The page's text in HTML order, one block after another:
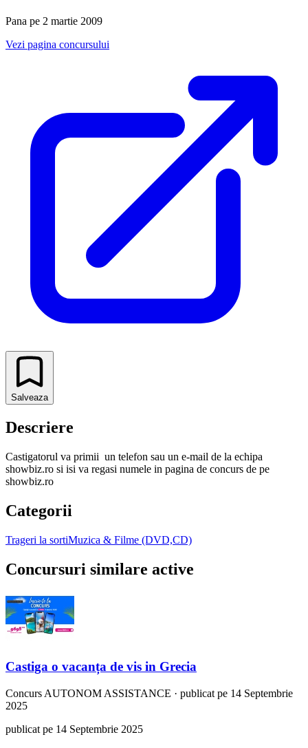
Pana pe 2 martie 2009
Vezi pagina concursului
Salveaza
Descriere
Castigatorul va primii un telefon sau un e-mail de la echipa
showbiz.ro si isi va regasi numele in pagina de concurs de pe
showbiz.ro
Categorii
Trageri la sortiMuzica & Filme (DVD,CD)
Concursuri similare active
Castiga o vacanța de vis in Grecia
Concurs AUTONOM ASSISTANCE · publicat pe 14 Septembrie
2025
publicat pe 14 Septembrie 2025